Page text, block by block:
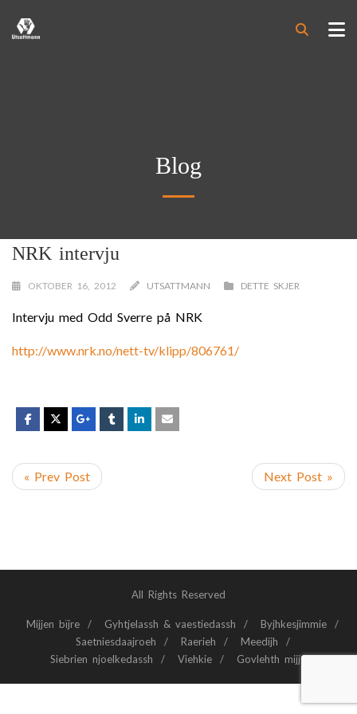
Blog
NRK intervju
OKTOBER 16, 2012 UTSATTMANN DETTE SKJER
Intervju med Odd Sverre på NRK
http://www.nrk.no/nett-tv/klipp/806761/
« Prev Post Next Post »
All Rights Reserved
Mijjen bïjre Gyhtjelassh & vaestiedassh
Byjhkesjimmie
Saetniesdaajroeh
Raerieh
Meedijh
Siebrien njoelkedassh
Viehkie Govlehth mijjem